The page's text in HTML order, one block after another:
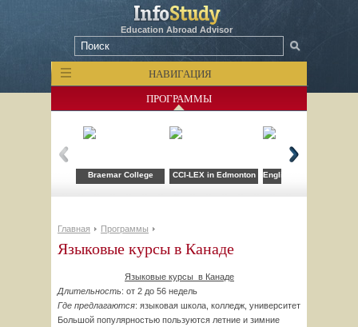
Education Abroad Advisor
НАВИГАЦИЯ
ПРОГРАММЫ
Braemar College CCI-LEX in Edmonton English School of
Главная Программы
Языковые курсы в Канаде
Языковые курсы в Канаде
Длительность: от 2 до 56 недель
Где предлагаются: языковая школа, колледж, университет
Большой популярностью пользуются летние и зимние